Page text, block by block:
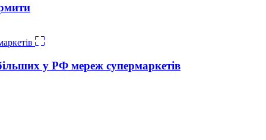
у РФ мереж супермаркетів